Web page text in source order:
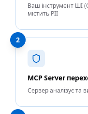
Ваш інструмент ШІ
містить PII
2
MCP Server
Сервер аналізує та